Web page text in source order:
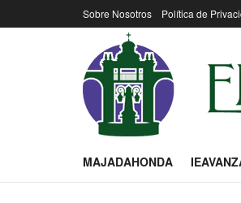
Sobre Nosotros Política de
MAJADAHONDA